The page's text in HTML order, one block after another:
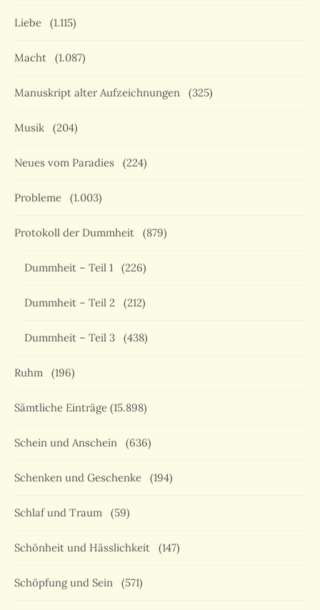
Liebe (1.115)
Macht (1.087)
Manuskript alter Aufzeichnungen (325)
Musik (204)
Neues vom Paradies (224)
Probleme (1.003)
Protokoll der Dummheit (879)
Dummheit – Teil 1 (226)
Dummheit – Teil 2 (212)
Dummheit – Teil 3 (438)
Ruhm (196)
Sämtliche Einträge (15.898)
Schein und Anschein (636)
Schenken und Geschenke (194)
Schlaf und Traum (59)
Schönheit und Hässlichkeit (147)
Schöpfung und Sein (571)